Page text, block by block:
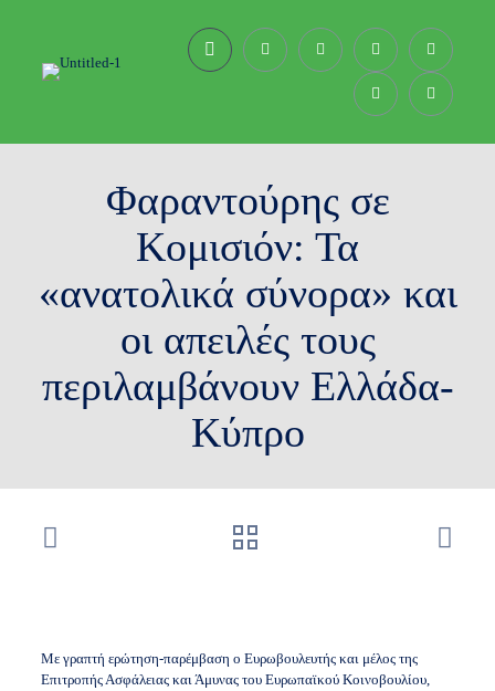
Φαραντούρης σε
Κομισιόν: Τα
«ανατολικά σύνορα» και
οι απειλές τους
περιλαμβάνουν Ελλάδα-
Κύπρο
Με γραπτή ερώτηση-παρέμβαση ο Ευρωβουλευτής και μέλος της
Επιτροπής Ασφάλειας και Άμυνας του Ευρωπαϊκού Κοινοβουλίου,